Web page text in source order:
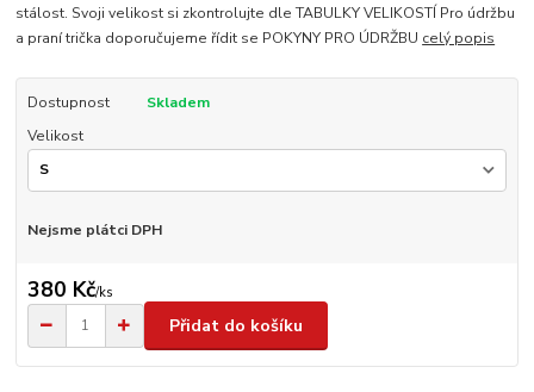
stálost. Svoji velikost si zkontrolujte dle TABULKY VELIKOSTÍ Pro údržbu
a praní trička doporučujeme řídit se POKYNY PRO ÚDRŽBU celý popis
Dostupnost
Skladem
Velikost
Nejsme plátci DPH
380 Kč/ks
Přidat do košíku